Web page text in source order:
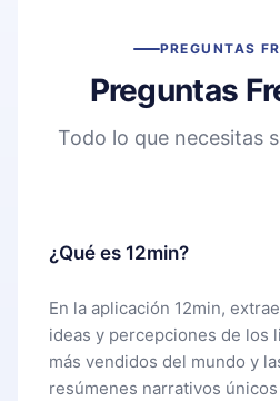
PREGUNTAS
Preguntas
Todo lo que necesitas
¿Qué es 12min?
En la aplicación 12min,
ideas y percepciones de los
más vendidos del mundo y
resúmenes narrativos